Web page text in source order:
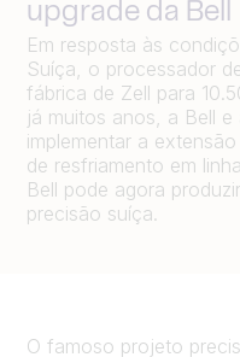
upgrade da Bell
Em resposta às
Suíça, o processador
fábrica de Zell para
já muitos anos, a Bell e
implementar a
de resfriamento em
Bell pode agora
precisão suíça.
O famoso projeto